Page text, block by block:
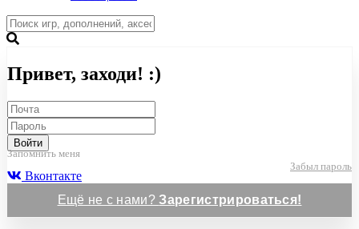
Привет, заходи! :)
Войти
Запомнить меня
Забыл пароль
Вконтакте
Ещё не с нами?Зарегистрироваться!